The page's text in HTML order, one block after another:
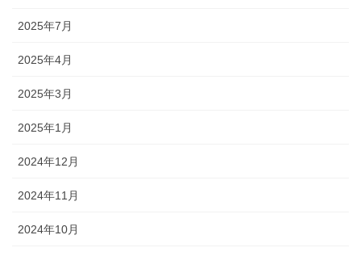
2025年7月
2025年4月
2025年3月
2025年1月
2024年12月
2024年11月
2024年10月